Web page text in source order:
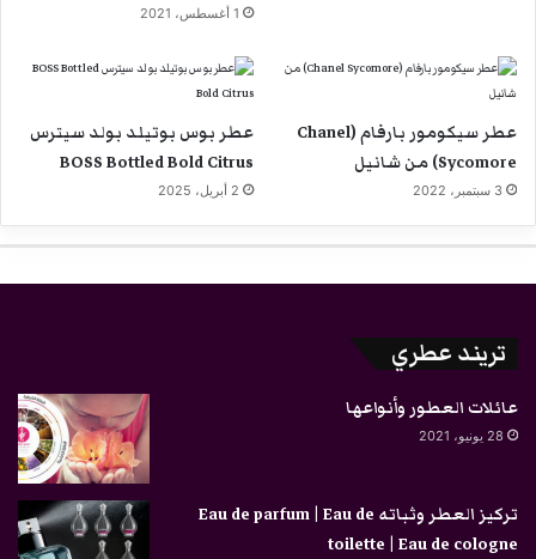
1 أغسطس، 2021
عطر سيكومور بارفام (Chanel
Sycomore) من شانيل
3 سبتمبر، 2022
عطر بوس بوتيلد بولد سيترس
BOSS Bottled Bold Citrus
2 أبريل، 2025
تريند عطري
عائلات العطور وأنواعها
28 يونيو، 2021
تركيز العطر وثباته Eau de parfum | Eau de
toilette | Eau de cologne